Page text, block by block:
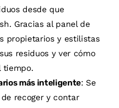
desde que
Gracias al panel de
propietarios y estilistas
residuos y ver cómo
tiempo.
más inteligente: Se
recoger y contar